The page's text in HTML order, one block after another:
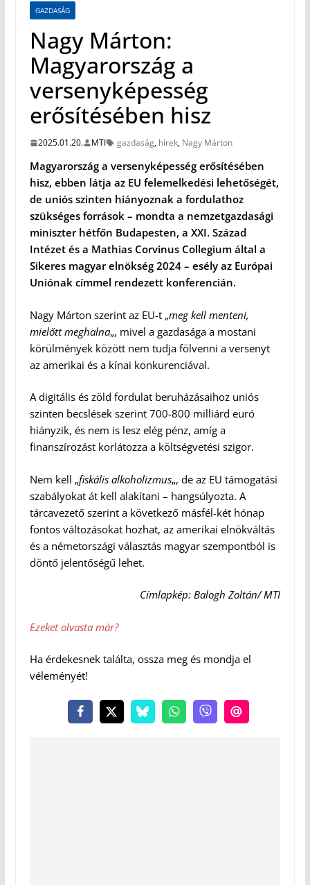
GAZDASÁG
Nagy Márton:
Magyarország a
versenyképesség
erősítésében hisz
2025.01.20. MTI gazdaság, hírek, Nagy Márton
Magyarország a versenyképesség erősítésében
hisz, ebben látja az EU felemelkedési lehetőségét,
de uniós szinten hiányoznak a fordulathoz
szükséges források – mondta a nemzetgazdasági
miniszter hétfőn Budapesten, a XXI. Század
Intézet és a Mathias Corvinus Collegium által a
Sikeres magyar elnökség 2024 – esély az Európai
Uniónak címmel rendezett konferencián.
Nagy Márton szerint az EU-t „meg kell menteni,
mielőtt meghalna„, mivel a gazdasága a mostani
körülmények között nem tudja fölvenni a versenyt
az amerikai és a kínai konkurenciával.
A digitális és zöld fordulat beruházásaihoz uniós
szinten becslések szerint 700-800 milliárd euró
hiányzik, és nem is lesz elég pénz, amíg a
finanszírozást korlátozza a költségvetési szigor.
Nem kell „fiskális alkoholizmus„, de az EU támogatási
szabályokat át kell alakítani – hangsúlyozta. A
tárcavezető szerint a következő másfél-két hónap
fontos változásokat hozhat, az amerikai elnökváltás
és a németországi választás magyar szempontból is
döntő jelentőségű lehet.
Címlapkép: Balogh Zoltán/ MTI
Ezeket olvasta már?
Ha érdekesnek találta, ossza meg és mondja el
véleményét!